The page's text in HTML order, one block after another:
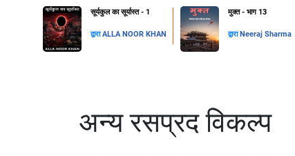
सूर्यकुल का सूर्यास्त - 1
द्वाराALLA NOOR KHAN
मुक्त - भाग 13
द्वारा Neeraj Sharma
अन्य रसप्रद विकल्प